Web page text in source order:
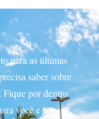
para as últimas
saber sobre
Fique por dentro
você e sua